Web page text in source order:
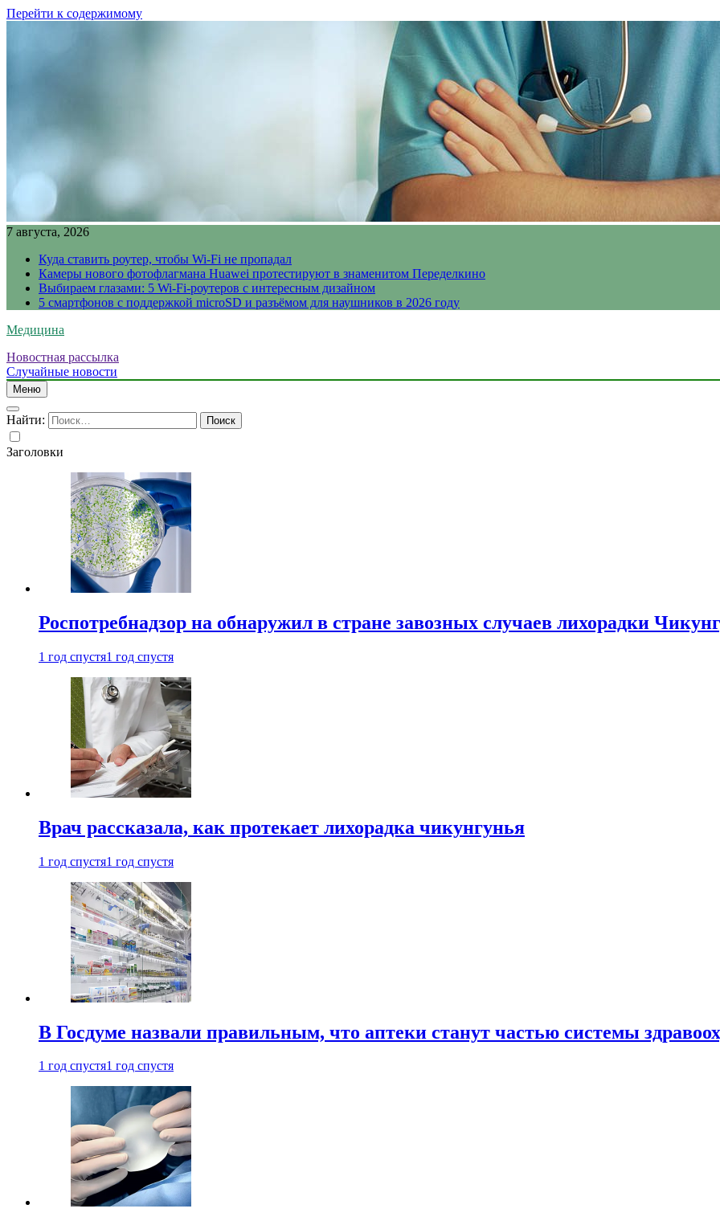
Перейти к содержимому
7 августа, 2026
Куда ставить роутер, чтобы Wi-Fi не пропадал
Камеры нового фотофлагмана Huawei протестируют в знаменитом Переделкино
Выбираем глазами: 5 Wi-Fi-роутеров с интересным дизайном
5 смартфонов с поддержкой microSD и разъёмом для наушников в 2026 году
Медицина
Новостная рассылка
Случайные новости
Меню
Найти:
Заголовки
Роспотребнадзор на обнаружил в стране завозных случаев лихорадки
1 год спустя1 год спустя
Врач рассказала, как протекает лихорадка чикунгунья
1 год спустя1 год спустя
В Госдуме назвали правильным, что аптеки станут частью системы
1 год спустя1 год спустя